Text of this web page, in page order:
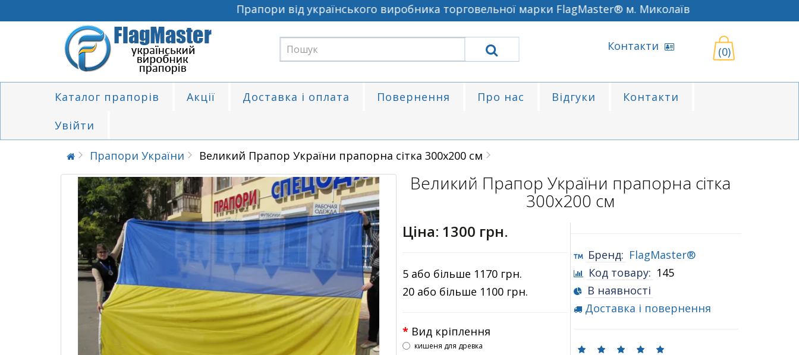
Прапори від українського виробника торговельної марки FlagMaster® м. Миколаїв
Контакти (0)
Каталог прапорів Акції Доставка і оплата Повернення Про нас Відгуки
Контакти
Увійти
Прапори України Великий Прапор України прапорна сітка 300х200 см
Великий Прапор України прапорна сітка
300х200 см
Ціна: 1300 грн.
5 або більше 1170 грн.
20 або більше 1100 грн.
Вид кріплення
кишеня для древка
Бренд: FlagMaster®
Код товару: 145
В наявності
Доставка і повернення